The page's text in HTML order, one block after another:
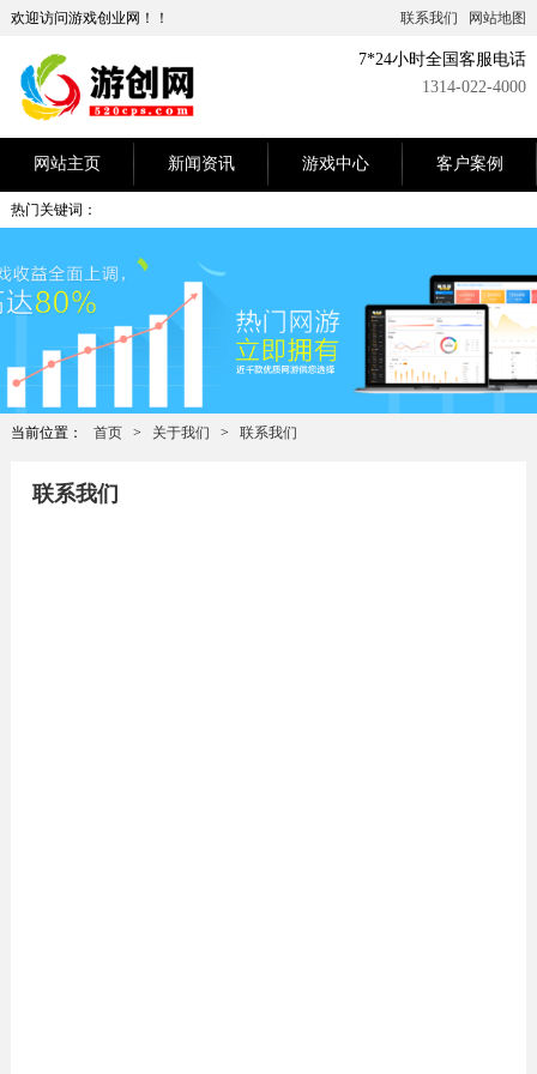
欢迎访问游戏创业网！！ 联系我们 网站地图
7*24小时全国客服电话
1314-022-4000
网站主页 新闻资讯 游戏中心 客户案例
热门关键词：
当前位置： 首页 > 关于我们 > 联系我们
联系我们